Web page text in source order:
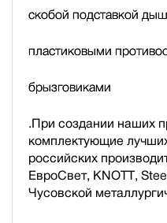
скобой подставкой
пластиковыми
брызговиками
.При создании наших
комплектующие
российских
ЕвроСвет, KNOTT,
Чусовской